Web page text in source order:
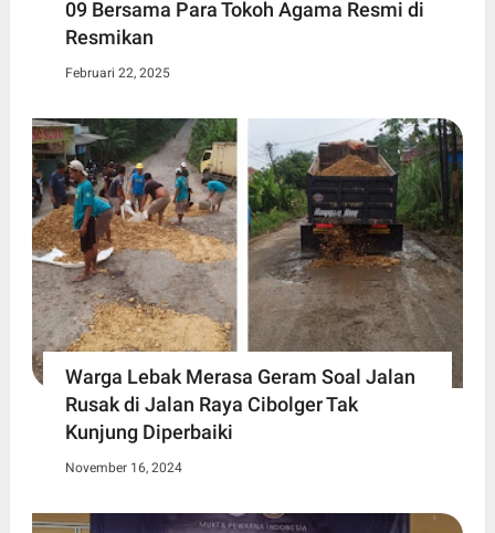
09 Bersama Para Tokoh Agama Resmi di
Resmikan
Februari 22, 2025
Warga Lebak Merasa Geram Soal Jalan
Rusak di Jalan Raya Cibolger Tak
Kunjung Diperbaiki
November 16, 2024